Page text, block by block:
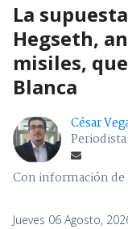
La
Hegseth,
misiles,
Blanca
César
Con información de
Jueves 06 Agosto,